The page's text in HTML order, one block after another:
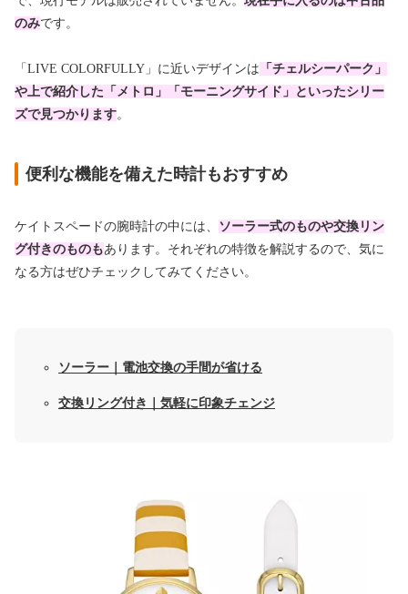
のみです。
「LIVE COLORFULLY」に近いデザインは 「チェルシーパーク」
や上で紹介した「メトロ」「モーニングサイド」といったシリー
ズで見つかります。
便利な機能を備えた時計もおすすめ
ケイトスペードの腕時計の中には、
ソーラー式のものや交換リン
グ付きのものもあります。それぞれの特徴を解説するので、気に
なる方はぜひチェックしてみてください。
ソーラー｜電池交換の手間が省ける
交換リング付き｜気軽に印象チェンジ